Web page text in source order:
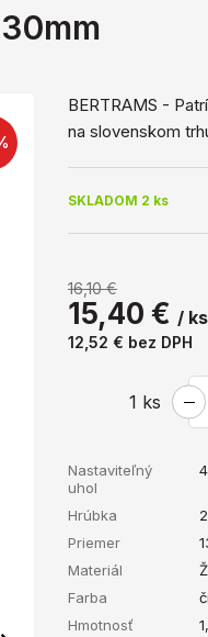
BERTRAMS -
na slovenskom
SKLADOM 2 ks
16,10 €
15,40 € / ks
12,52 € bez DPH
1 ks
Nastaviteľný
uhol
Hrúbka
Priemer
Materiál
Farba
Hmotnosť